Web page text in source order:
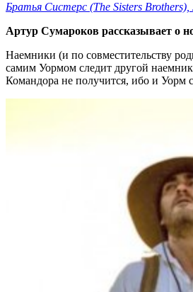
Братья Систерс (The Sisters
Артур Сумароков рассказывает о
Наемники (и по совместительству
самим Уормом следит другой
Командора не получится, ибо и Уорм